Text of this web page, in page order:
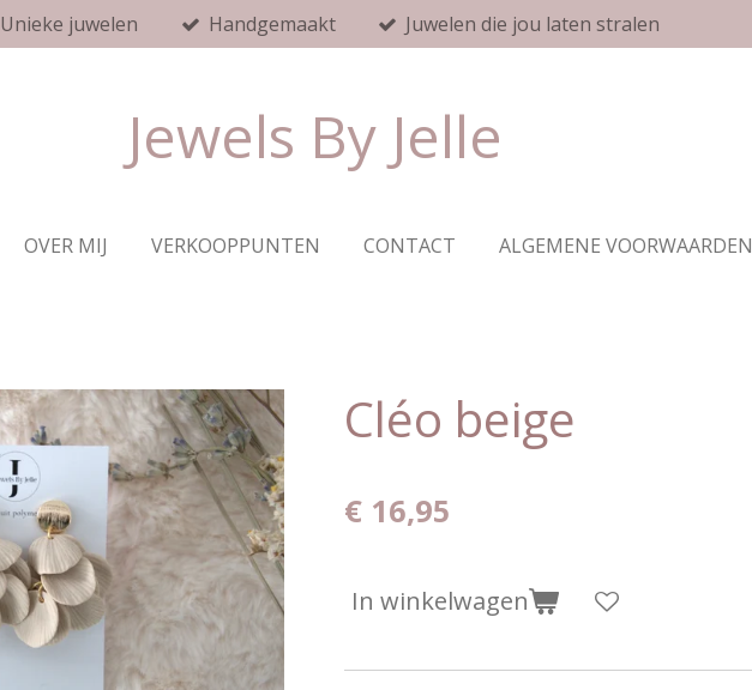
Unieke juwelen Handgemaakt Juwelen die jou laten stralen
Jewels By Jelle
OVER MIJ VERKOOPPUNTEN CONTACT ALGEMENE VOORWAARDEN
Cléo beige
€ 16,95
In winkelwagen